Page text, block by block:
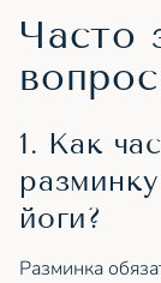
Часто
1. Как
йоги?
Разминка